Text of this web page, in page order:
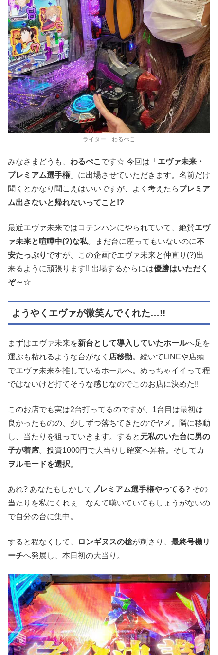
ライター・わるぺこ
みなさまどうも、 わるぺこ です☆ 今回は「 エヴァ未来・
プレミアム選手権」に出場させていただきます。名前だけ
聞くとかなり聞こえはいいですが、よく考えたらプレミア
ム出さないと帰れないってこと!?
最近エヴァ未来ではコテンパンにやられていて、絶賛エヴ
ァ未来と喧嘩中(?)な私。まだ台に座ってもいないのに不
安たっぷり ですが、この企画でエヴァ未来と仲直り(?)出
来るように頑張ります!! 出場するからには優勝はいただく
ぞ～☆
ようやくエヴァが微笑んでくれた…!!
まずはエヴァ未来を新台として導入していたホールへ足を
運ぶも粘れるような台がなく 店移動。続いてLINEや店頭
でエヴァ未来を推しているホールへ。めっちゃイイって程
ではないけど打てそうな感じなのでこのお店に決めた!!
このお店でも実は2台打ってるのですが、1台目は最初は
良かったものの、少しずつ落ちてきたのでヤメ。隣に移動
し、当たりを狙っていきます。すると 元私のいた台に男の
子が着席。投資1000円で大当りし確変へ昇格。そして カ
ヲルモードを選択。
あれ? あなたもしかしてプレミアム選手権やってる? その
当たりを私にくれぇ…なんて嘆いていてもしょうがないの
で自分の台に集中。
すると程なくして、 ロンギヌスの槍が刺さり、 最終号機リ
ーチへ発展し、本日初の大当り。